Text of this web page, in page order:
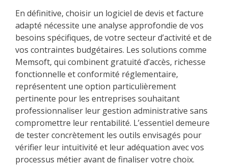
En définitive, choisir un logiciel de devis et facture
adapté nécessite une analyse approfondie de vos
besoins spécifiques, de votre secteur d’activité et de
vos contraintes budgétaires. Les solutions comme
Memsoft, qui combinent gratuité d’accès, richesse
fonctionnelle et conformité réglementaire,
représentent une option particulièrement
pertinente pour les entreprises souhaitant
professionnaliser leur gestion administrative sans
compromettre leur rentabilité. L’essentiel demeure
de tester concrètement les outils envisagés pour
vérifier leur intuitivité et leur adéquation avec vos
processus métier avant de finaliser votre choix.